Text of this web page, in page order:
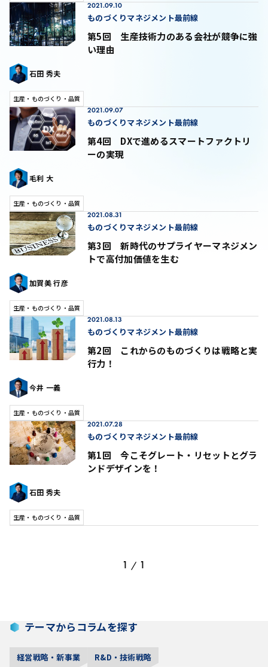
第5回 生産技術力のある会社が競争に強
い理由
2021.09.10
ものづくりマネジメント最前線
石田 秀夫
生産・ものづくり・品質
第4回 DXで進めるスマートファクトリ
ーの実現
2021.09.07
ものづくりマネジメント最前線
毛利 大
生産・ものづくり・品質
第3回 新時代のサプライヤーマネジメン
トで高付加価値を生む
2021.08.31
ものづくりマネジメント最前線
加賀美 行彦
生産・ものづくり・品質
第2回 これからのものづくりは戦略と実
行力！
2021.08.13
ものづくりマネジメント最前線
今井 一義
生産・ものづくり・品質
第1回 今こそグレート・リセットとグラ
ンドデザインを！
2021.07.28
ものづくりマネジメント最前線
石田 秀夫
生産・ものづくり・品質
1 / 1
テーマからコラムを探す
経営戦略・新事業
R&D・技術戦略